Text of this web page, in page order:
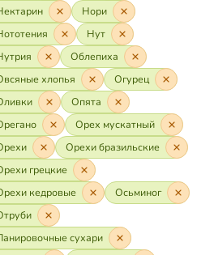
Нори
Нут
Облепиха
хлопья
Огурец
Опята
Орех мускатный
Орехи бразильские
грецкие
кедровые
Осьминог
сухари